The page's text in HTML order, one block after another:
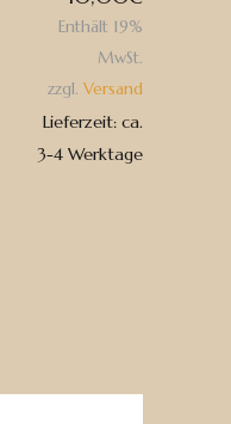
Enthält 19%
MwSt.
zzgl. Versand
Lieferzeit: ca.
3-4 Werktage